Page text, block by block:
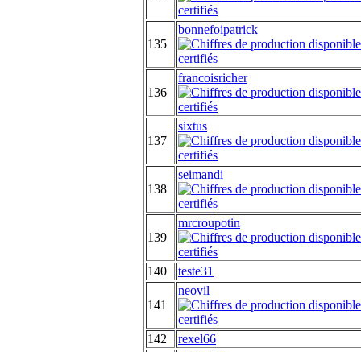
135
bonnefoipatrick
136
francoisricher
137
sixtus
138
seimandi
139
mrcroupotin
140 teste31
141
neovil
142 rexel66